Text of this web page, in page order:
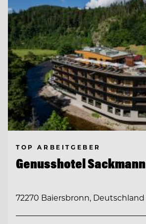
TOP ARBEITGEBER
Genusshotel Sackmann
72270 Baiersbronn, Deutschland